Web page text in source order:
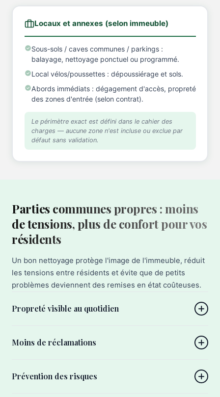
Locaux et annexes (selon immeuble)
Sous-sols / caves communes / parkings :
balayage, nettoyage ponctuel ou programmé.
Local vélos/poussettes : dépoussiérage et sols.
Abords immédiats : dégagement d'accès, propreté
des zones d'entrée (selon contrat).
Le périmètre exact est défini dans le cahier des
charges — aucune zone n'est incluse ou exclue par
défaut sans validation.
Parties communes propres : moins
de tensions, plus de confort pour vos
résidents
Un bon nettoyage protège l'image de l'immeuble, réduit
les tensions entre résidents et évite que de petits
problèmes deviennent des remises en état coûteuses.
Propreté visible au quotidien
Moins de réclamations
Prévention des risques